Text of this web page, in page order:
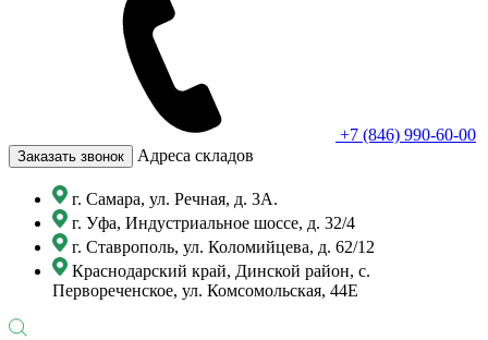
+7 (846) 990-60-00
Заказать звонок Адреса складов
г. Самара, ул. Речная, д. 3А.
г. Уфа, Индустриальное шоссе, д. 32/4
г. Ставрополь, ул. Коломийцева, д. 62/12
Краснодарский край, Динской район, с.
Первореченское, ул. Комсомольская, 44Е